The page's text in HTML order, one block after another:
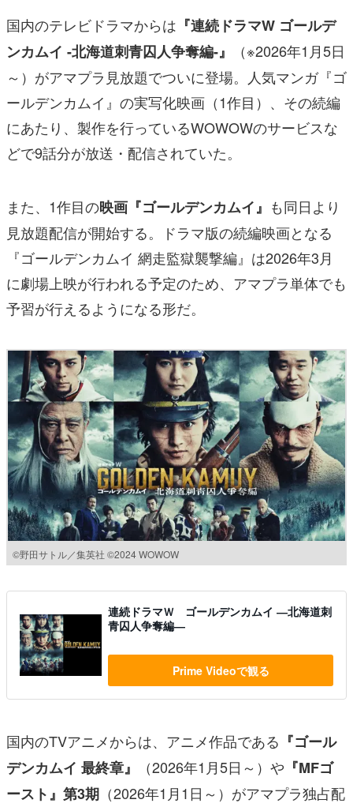
国内のテレビドラマからは 『連続ドラマW ゴールデ
ンカムイ -北海道刺青囚人争奪編-』
（※2026年1月5日
～）がアマプラ見放題でついに登場。人気マンガ『ゴ
ールデンカムイ』の実写化映画（1作目）、その続編
にあたり、製作を行っているWOWOWのサービスな
どで9話分が放送・配信されていた。
また、1作目の映画『ゴールデンカムイ』 も同日より
見放題配信が開始する。ドラマ版の続編映画となる
『ゴールデンカムイ 網走監獄襲撃編』は2026年3月
に劇場上映が行われる予定のため、アマプラ単体でも
予習が行えるようになる形だ。
©野田サトル／集英社 ©2024 WOWOW
連続ドラマＷ ゴールデンカムイ ―北海道刺
青囚人争奪編―
Prime Videoで観る
国内のTVアニメからは、アニメ作品である 『ゴール
デンカムイ 最終章』
（2026年1月5日～）や 『MFゴ
ースト』第3期 （2026年1月1日～）がアマプラ独占配